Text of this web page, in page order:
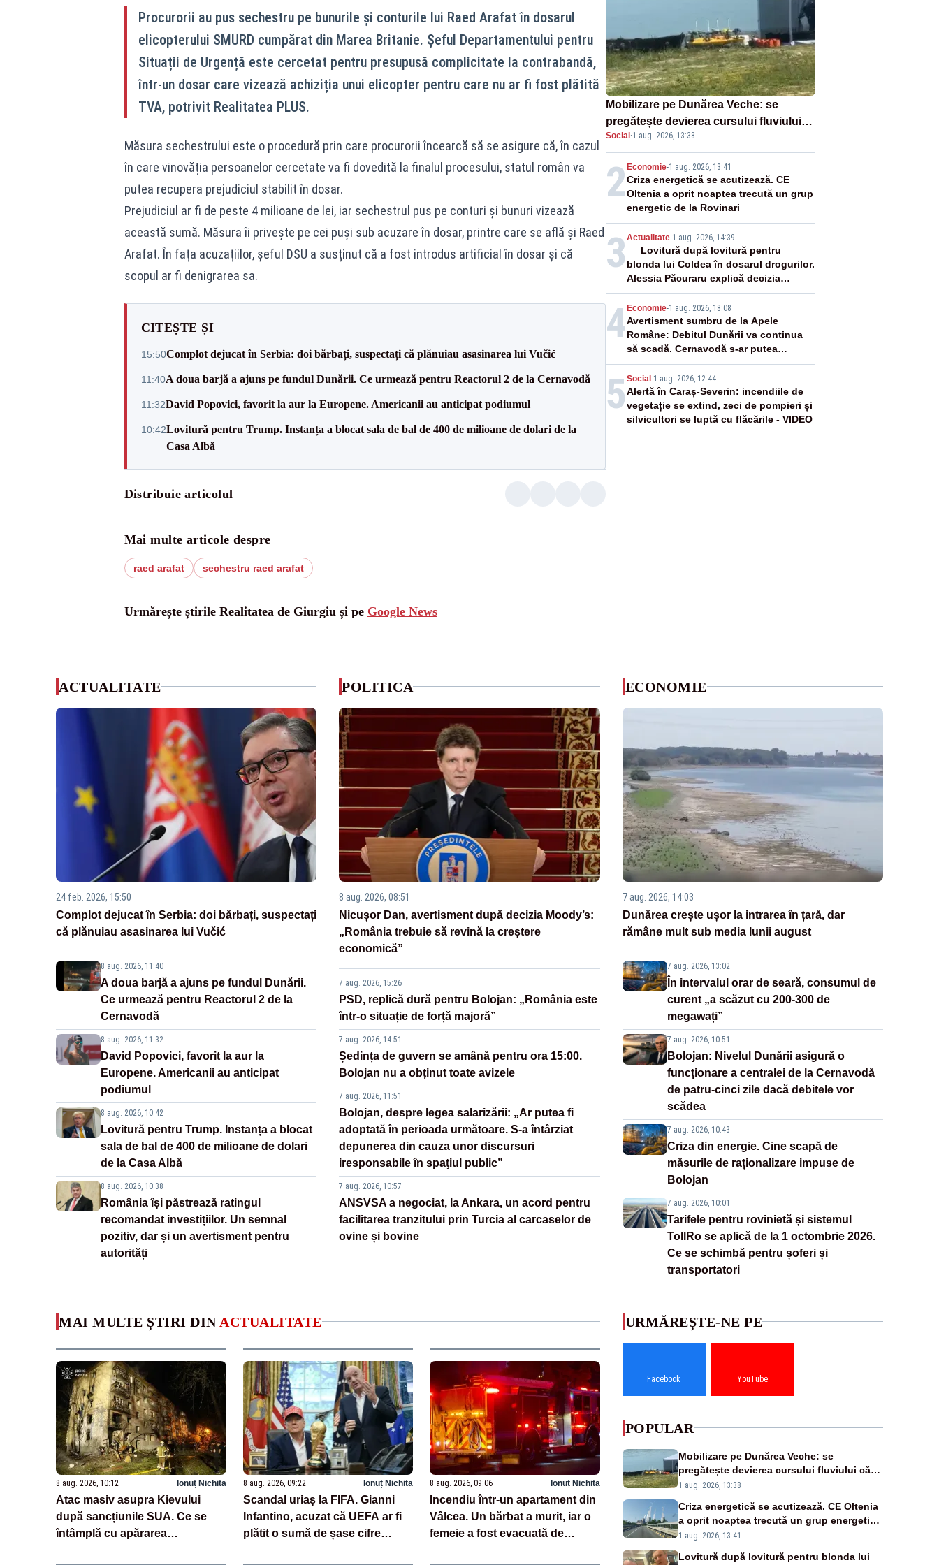
Procurorii au pus sechestru pe bunurile și conturile lui Raed Arafat în dosarul
elicopterului SMURD cumpărat din Marea Britanie. Șeful Departamentului pentru
Situații de Urgență este cercetat pentru presupusă complicitate la contrabandă,
într-un dosar care vizează achiziția unui elicopter pentru care nu ar fi fost plătită
TVA, potrivit Realitatea PLUS.
Măsura sechestrului este o procedură prin care procurorii încearcă să se asigure că, în cazul
în care vinovăția persoanelor cercetate va fi dovedită la finalul procesului, statul român va
putea recupera prejudiciul stabilit în dosar.
Prejudiciul ar fi de peste 4 milioane de lei, iar sechestrul pus pe conturi și bunuri vizează
această sumă. Măsura îi privește pe cei puși sub acuzare în dosar, printre care se află și Raed
Arafat. În fața acuzațiilor, șeful DSU a susținut că a fost introdus artificial în dosar și că
scopul ar fi denigrarea sa.
CITEȘTE ȘI
15:50Complot dejucat în Serbia: doi bărbați, suspectați că plănuiau asasinarea lui Vučić
11:40A doua barjă a ajuns pe fundul Dunării. Ce urmează pentru Reactorul 2 de la Cernavodă
11:32David Popovici, favorit la aur la Europene. Americanii au anticipat podiumul
10:42Lovitură pentru Trump. Instanța a blocat sala de bal de 400 de milioane de dolari de la
Casa Albă
Distribuie articolul
Mai multe articole despre
raed arafat sechestru raed arafat
Urmărește știrile Realitatea de Giurgiu și pe Google News
Mobilizare pe Dunărea Veche: se
pregătește devierea cursului fluviului
către Cernavodă – VIDEO
Social·1 aug. 2026, 13:38
2Economie-1 aug. 2026, 13:41
Criza energetică se acutizează. CE
Oltenia a oprit noaptea trecută un grup
energetic de la Rovinari
3 Actualitate-1 aug. 2026, 14:39
Lovitură după lovitură pentru
blonda lui Coldea în dosarul drogurilor.
Alessia Păcuraru explică decizia
magistraților
4Economie-1 aug. 2026, 18:08
Avertisment sumbru de la Apele
Române: Debitul Dunării va continua
să scadă. Cernavodă s-ar putea
închide în 4 zile
5 Social-1 aug. 2026, 12:44
Alertă în Caraș-Severin: incendiile de
vegetație se extind, zeci de pompieri și
silvicultori se luptă cu flăcările - VIDEO
ACTUALITATE
24 feb. 2026, 15:50
Complot dejucat în Serbia: doi bărbați, suspectați
că plănuiau asasinarea lui Vučić
8 aug. 2026, 11:40
A doua barjă a ajuns pe fundul Dunării.
Ce urmează pentru Reactorul 2 de la
Cernavodă
8 aug. 2026, 11:32
David Popovici, favorit la aur la
Europene. Americanii au anticipat
podiumul
8 aug. 2026, 10:42
Lovitură pentru Trump. Instanța a blocat
sala de bal de 400 de milioane de dolari
de la Casa Albă
8 aug. 2026, 10:38
România își păstrează ratingul
recomandat investițiilor. Un semnal
pozitiv, dar și un avertisment pentru
autorități
POLITICA
8 aug. 2026, 08:51
Nicușor Dan, avertisment după decizia Moody’s:
„România trebuie să revină la creștere
economică”
7 aug. 2026, 15:26
PSD, replică dură pentru Bolojan: „România este
într-o situație de forță majoră”
7 aug. 2026, 14:51
Ședința de guvern se amână pentru ora 15:00.
Bolojan nu a obținut toate avizele
7 aug. 2026, 11:51
Bolojan, despre legea salarizării: „Ar putea fi
adoptată în perioada următoare. S-a întârziat
depunerea din cauza unor discursuri
iresponsabile în spaţiul public”
7 aug. 2026, 10:57
ANSVSA a negociat, la Ankara, un acord pentru
facilitarea tranzitului prin Turcia al carcaselor de
ovine și bovine
ECONOMIE
7 aug. 2026, 14:03
Dunărea crește ușor la intrarea în țară, dar
rămâne mult sub media lunii august
7 aug. 2026, 13:02
În intervalul orar de seară, consumul de
curent „a scăzut cu 200-300 de
megawați”
7 aug. 2026, 10:51
Bolojan: Nivelul Dunării asigură o
funcționare a centralei de la Cernavodă
de patru-cinci zile dacă debitele vor
scădea
7 aug. 2026, 10:43
Criza din energie. Cine scapă de
măsurile de raționalizare impuse de
Bolojan
7 aug. 2026, 10:01
Tarifele pentru rovinietă și sistemul
TollRo se aplică de la 1 octombrie 2026.
Ce se schimbă pentru șoferi și
transportatori
MAI MULTE ȘTIRI DIN ACTUALITATE
8 aug. 2026, 10:12 Ionuț Nichita
Atac masiv asupra Kievului
după sancțiunile SUA. Ce se
întâmplă cu apărarea
8 aug. 2026, 09:22 Ionuț Nichita
Scandal uriaș la FIFA. Gianni
Infantino, acuzat că UEFA ar fi
plătit o sumă de șase cifre
8 aug. 2026, 09:06 Ionuț Nichita
Incendiu într-un apartament din
Vâlcea. Un bărbat a murit, iar o
femeie a fost evacuată de
URMĂREȘTE-NE PE
Facebook YouTube
POPULAR
Mobilizare pe Dunărea Veche: se
pregătește devierea cursului fluviului către
Cernavodă – VIDEO
1 aug. 2026, 13:38
Criza energetică se acutizează. CE Oltenia
a oprit noaptea trecută un grup energetic
de la Rovinari
1 aug. 2026, 13:41
Lovitură după lovitură pentru blonda lui